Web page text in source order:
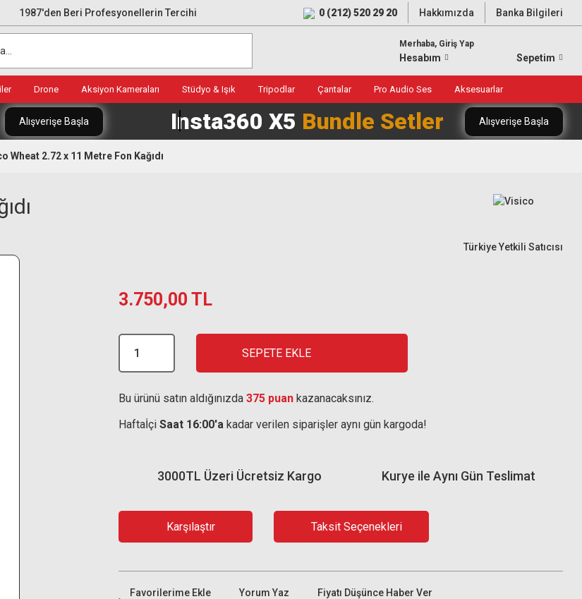
1987'den Beri Profesyonellerin Tercihi 0 (212) 520 29 20 Hakkımızda Banka Bilgileri
Merhaba, Giriş Yap
Hesabım Sepetim
Drone Aksiyon Kameraları Stüdyo & Işık Tripodlar Çantalar Pro Audio Ses Aksesuarlar
Alışverişe Başla Insta360 X5 Bundle Setler Alışverişe Başla
Wheat 2.72 x 11 Metre Fon Kağıdı
Türkiye Yetkili Satıcısı
3.750,00 TL
SEPETE EKLE
Bu ürünü satın aldığınızda 375 puan kazanacaksınız.
Haftaİçi Saat 16:00'a kadar verilen siparişler aynı gün kargoda!
Kurye ile Aynı Gün Teslimat
3000TL Üzeri Ücretsiz Kargo
Karşılaştır Taksit Seçenekleri
Yorum Yaz Fiyatı Düşünce Haber Ver